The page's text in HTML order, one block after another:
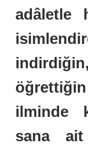
adâletle
ilminde
sana